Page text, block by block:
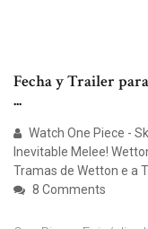
Fecha y Trailer
...
Watch One Piece -
Inevitable Melee!
Tramas de Wetton e a
8 Comments